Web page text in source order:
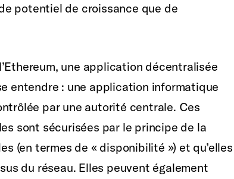
potentiel de croissance que de
une application décentralisée
entendre : une application informatique
par une autorité centrale. Ces
sont sécurisées par le principe de la
(en termes de « disponibilité ») et qu’elles
du réseau. Elles peuvent également